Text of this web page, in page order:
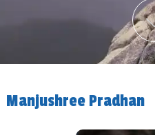
Manjushree Pradhan